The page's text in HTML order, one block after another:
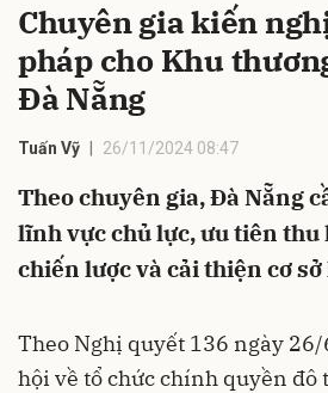
Chuyên gia kiến
pháp cho Khu
Đà Nẵng
Tuấn Vỹ 26/11/2024 08:47
Theo chuyên gia, Đà Nẵng
lĩnh vực chủ lực, ưu tiên thu
chiến lược và cải thiện cơ sở
Theo Nghị quyết 136 ngày
hội về tổ chức chính quyền